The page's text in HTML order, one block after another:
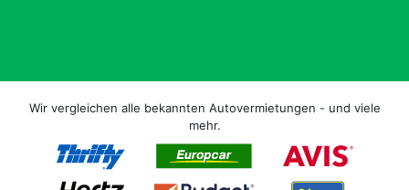
Wir vergleichen alle bekannten Autovermietungen - und viele
mehr.